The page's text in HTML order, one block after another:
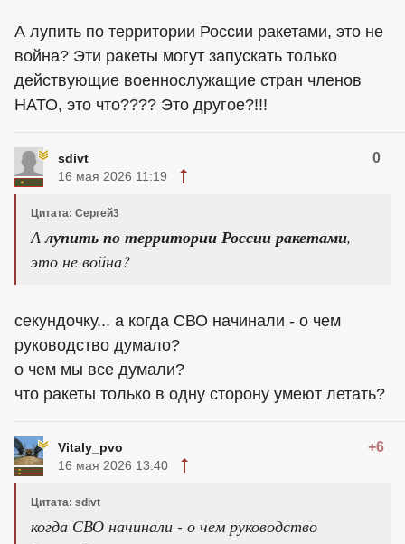
А лупить по территории России ракетами, это не
война? Эти ракеты могут запускать только
действующие военнослужащие стран членов
НАТО, это что???? Это другое?!!!
sdivt 0
16 мая 2026 11:19
Цитата: Сергей3
Алупить по территории России ракетами,
это не война?
секундочку... а когда СВО начинали - о чем
руководство думало?
о чем мы все думали?
что ракеты только в одну сторону умеют летать?
Vitaly_pvo +6
16 мая 2026 13:40
Цитата: sdivt
когда СВО начинали - о чем руководство